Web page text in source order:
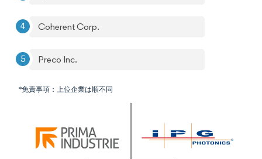
Coherent Corp.
Preco Inc.
*免責事項：上位企業は順不同